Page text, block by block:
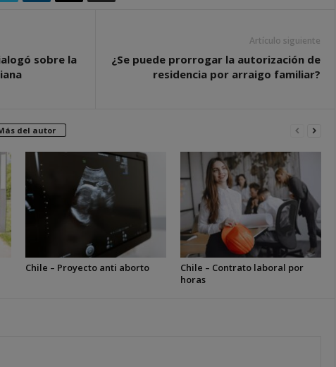
sobre la
Artículo siguiente
¿Se puede prorrogar la autorización de
residencia por arraigo familiar?
del autor
Chile – Proyecto anti aborto
Chile – Contrato laboral por
horas